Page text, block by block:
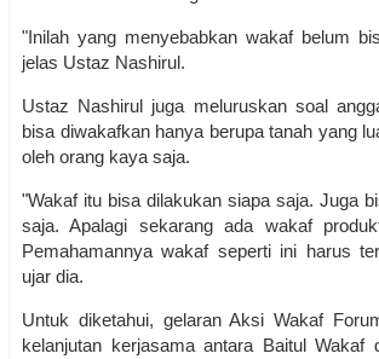
"Inilah yang menyebabkan wakaf belum
jelas Ustaz Nashirul.
Ustaz Nashirul juga meluruskan soal
bisa diwakafkan hanya berupa tanah yang
oleh orang kaya saja.
"Wakaf itu bisa dilakukan siapa saja. Juga
saja. Apalagi sekarang ada wakaf
Pemahamannya wakaf seperti ini harus
ujar dia.
Untuk diketahui, gelaran Aksi Wakaf
kelanjutan kerjasama antara Baitul Wakaf